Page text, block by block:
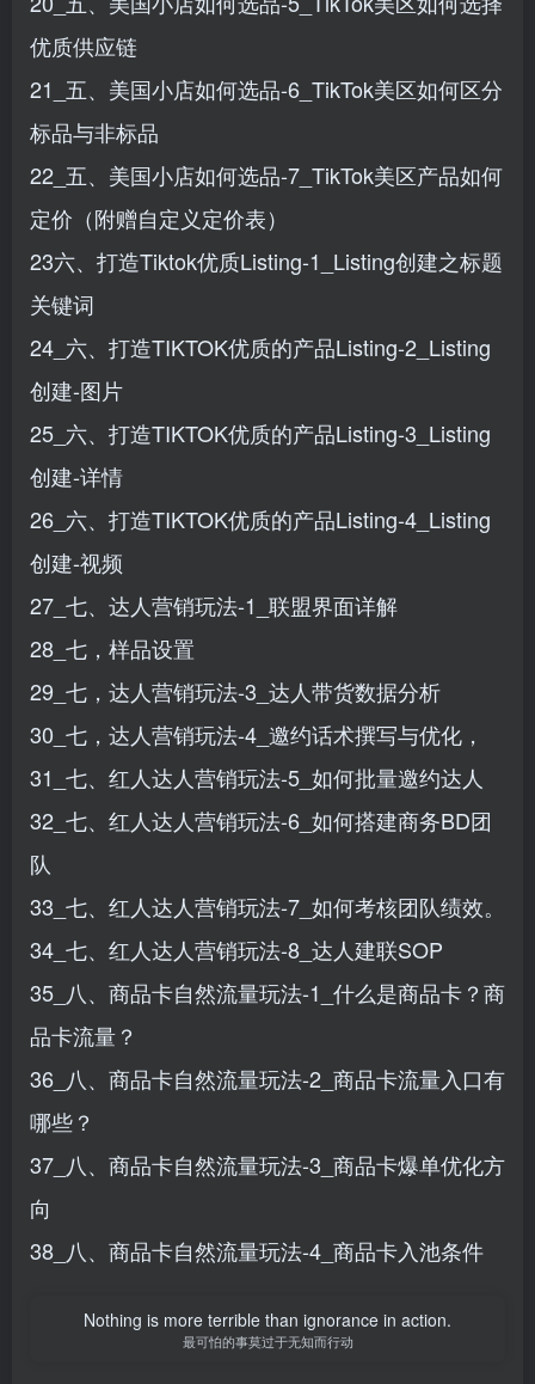
优质供应链
21_五、美国小店如何选品-6_TikTok美区如何区分
标品与非标品
22_五、美国小店如何选品-7_TikTok美区产品如何
定价（附赠自定义定价表）
23六、打造Tiktok优质Listing-1_Listing创建之标题
关键词
24_六、打造TIKTOK优质的产品Listing-2_Listing
创建-图片
25_六、打造TIKTOK优质的产品Listing-3_Listing
创建-详情
26_六、打造TIKTOK优质的产品Listing-4_Listing
创建-视频
27_七、达人营销玩法-1_联盟界面详解
28_七，样品设置
29_七，达人营销玩法-3_达人带货数据分析
30_七，达人营销玩法-4_邀约话术撰写与优化，
31_七、红人达人营销玩法-5_如何批量邀约达人
32_七、红人达人营销玩法-6_如何搭建商务BD团
队
33_七、红人达人营销玩法-7_如何考核团队绩效。
34_七、红人达人营销玩法-8_达人建联SOP
35_八、商品卡自然流量玩法-1_什么是商品卡？商
品卡流量？
36_八、商品卡自然流量玩法-2_商品卡流量入口有
哪些？
37_八、商品卡自然流量玩法-3_商品卡爆单优化方
向
38_八、商品卡自然流量玩法-4_商品卡入池条件
Nothing is more terrible than ignorance in action.
最可怕的事莫过于无知而行动